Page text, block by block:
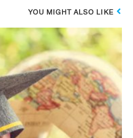
YOU MIGHT ALSO LIKE